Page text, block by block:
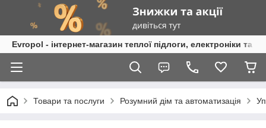
Evropol - інтернет-магазин теплої підлоги, електроніки та
Товари та послуги Розумний дім та автоматизація